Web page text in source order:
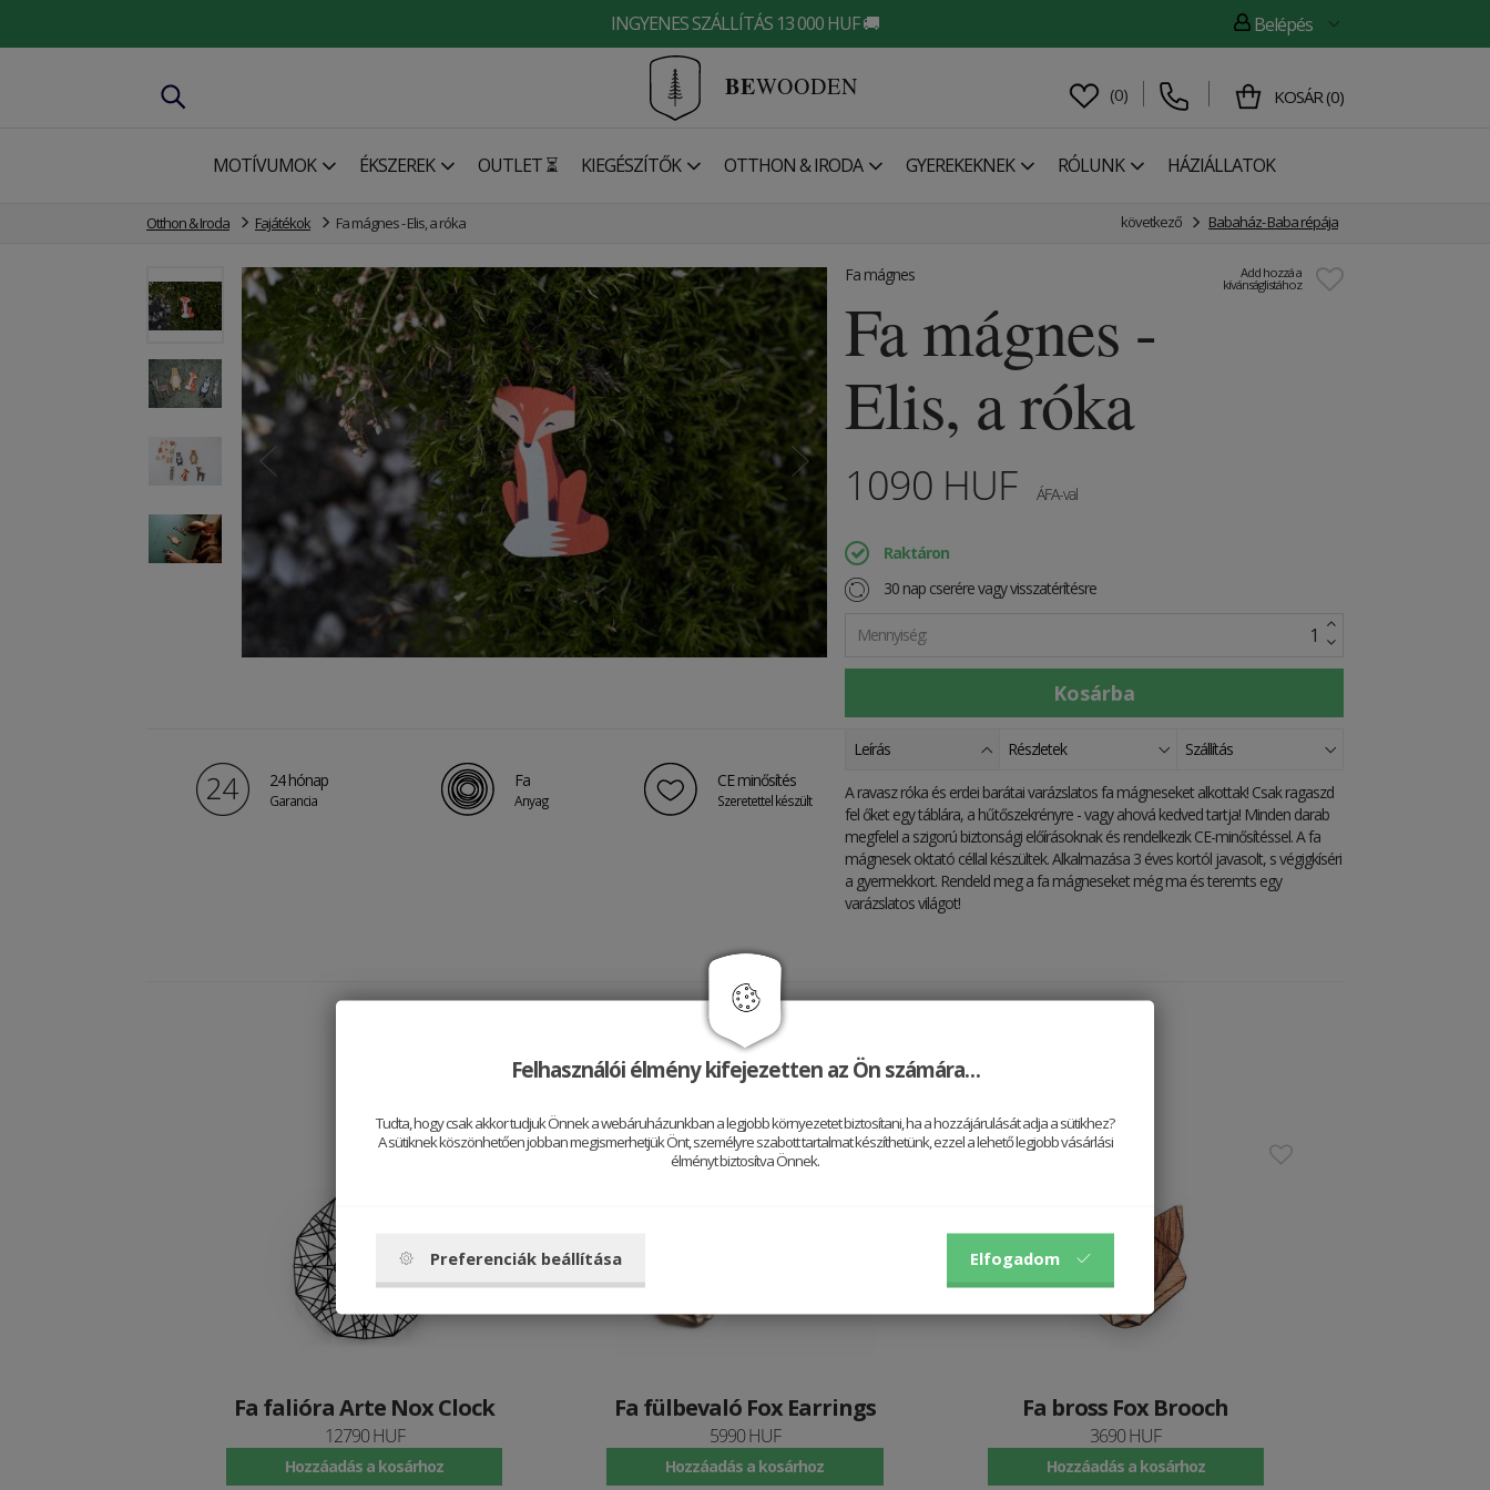
INGYENES SZÁLLÍTÁS 13 000 HUF 🚚 Belépés
BEWOODEN (0) KOSÁR(0)
MOTÍVUMOK ÉKSZEREK OUTLET ⏳ KIEGÉSZÍTŐK OTTHON & IRODA GYEREKEKNEK RÓLUNK HÁZIÁLLATOK
Otthon & Iroda Fajátékok Fa mágnes - Elis, a róka következő Babaház- Baba répája
Add hozzá a
kívánságlistához
Fa mágnes
Fa mágnes -
Elis, a róka
1090 HUF ÁFA-val
Raktáron
30 nap cserére vagy visszatérítésre
Mennyiség:
24 hónap
Garancia
Fa
Anyag
CE minősítés
Szeretettel készült
Leírás Részletek Szállítás
A ravasz róka és erdei barátai varázslatos fa mágneseket alkottak! Csak ragaszd
fel őket egy táblára, a hűtőszekrényre - vagy ahová kedved tartja! Minden darab
megfelel a szigorú biztonsági előírásoknak és rendelkezik CE-minősítéssel. A fa
mágnesek oktató céllal készültek. Alkalmazása 3 éves kortól javasolt, s végigkíséri
a gyermekkort. Rendeld meg a fa mágneseket még ma és teremts egy
varázslatos világot!
Jól néz ki vele
Fa falióra Arte Nox Clock
12790 HUF
Hozzáadás a kosárhoz
Fa fülbevaló Fox Earrings
5990 HUF
Hozzáadás a kosárhoz
Bestseller
Fa bross Fox Brooch
3690 HUF
Hozzáadás a kosárhoz
Felhasználói élmény kifejezetten az Ön számára…
Tudta, hogy csak akkor tudjuk Önnek a webáruházunkban a legjobb környezetet biztosítani, ha a hozzájárulását adja a sütikhez?
A sütiknek köszönhetően jobban megismerhetjük Önt, személyre szabott tartalmat készíthetünk, ezzel a lehető legjobb vásárlási
élményt biztosítva Önnek.
Preferenciák beállítása Elfogadom